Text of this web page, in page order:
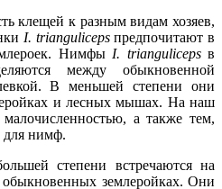
клещей к разным видам хозяев,
I. triangulicepsпредпочитают в
Нимфы I. triangulicepsв
между обыкновенной
В меньшей степени они
и лесных мышах. На наш
малочисленностью, а также тем,
для нимф.
степени встречаются на
землеройках. Они